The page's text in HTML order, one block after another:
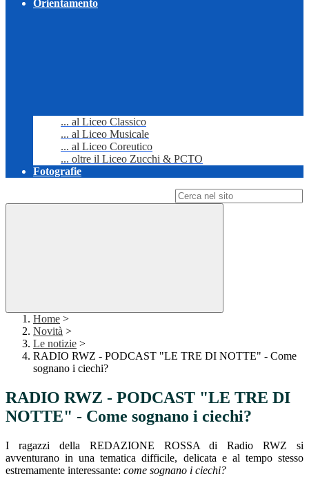
Orientamento
... al Liceo Classico
... al Liceo Musicale
... al Liceo Coreutico
... oltre il Liceo Zucchi & PCTO
Fotografie
Home >
Novità >
Le notizie >
RADIO RWZ - PODCAST "LE TRE DI NOTTE" - Come
sognano i ciechi?
RADIO RWZ - PODCAST "LE TRE DI
NOTTE" - Come sognano i ciechi?
I ragazzi della REDAZIONE ROSSA di Radio RWZ si
avventurano in una tematica difficile, delicata e al tempo stesso
estremamente interessante: come sognano i ciechi?